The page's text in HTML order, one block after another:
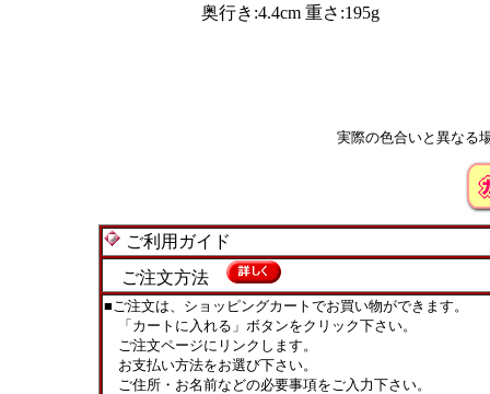
奥行き:4.4cm 重さ:195g
実際の色合いと異なる
ご利用ガイド
ご注文方法
■ご注文は、ショッピングカートでお買い物ができます。
「カートに入れる」ボタンをクリック下さい。
ご注文ページにリンクします。
お支払い方法をお選び下さい。
ご住所・お名前などの必要事項をご入力下さい。